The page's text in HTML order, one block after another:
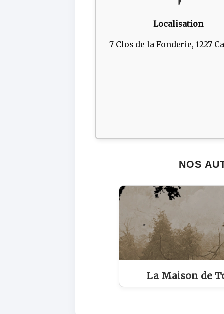
Localisation
7 Clos de la Fonderie, 1227
NOS
La Maison de